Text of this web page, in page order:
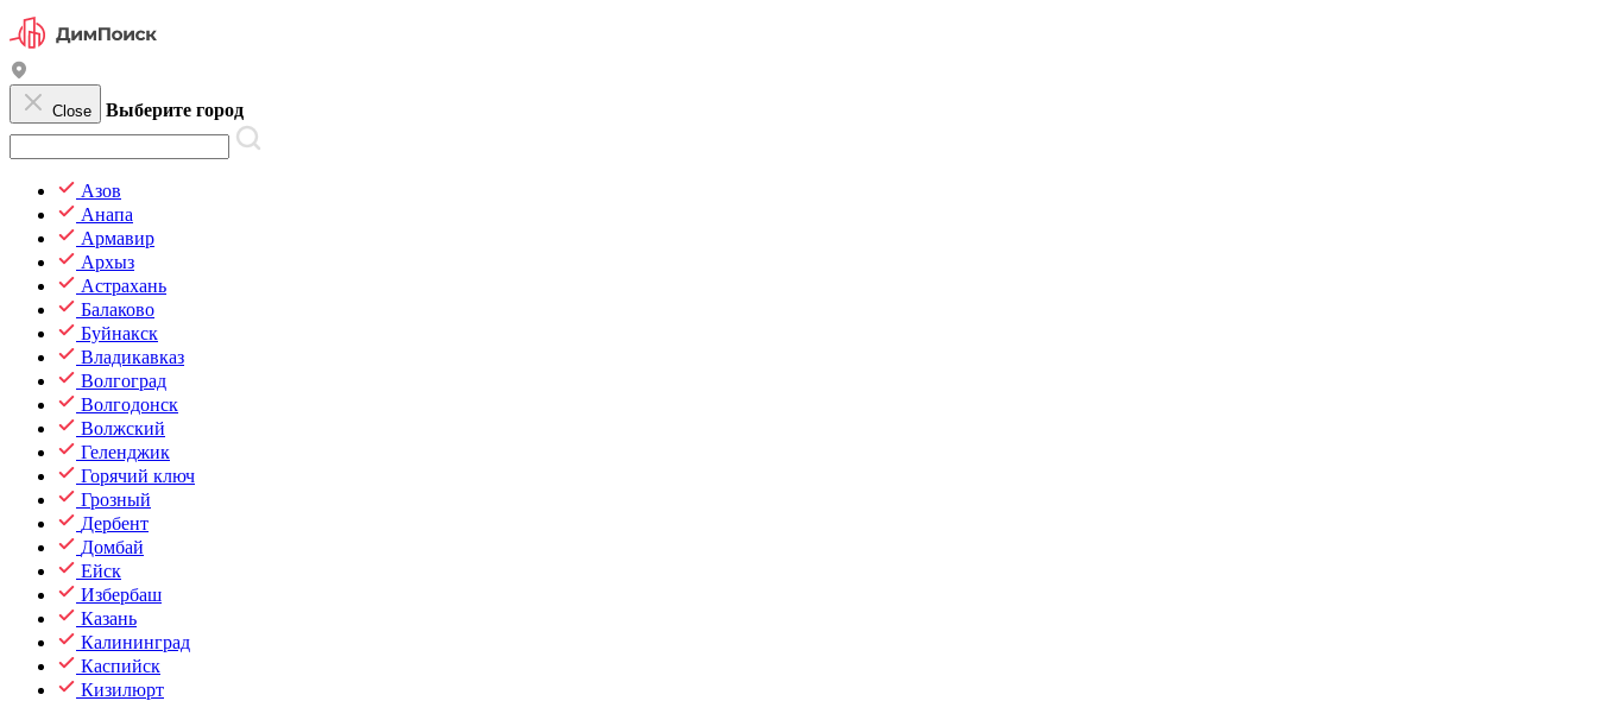
Close Выберите город
Азов
Анапа
Армавир
Архыз
Астрахань
Балаково
Буйнакск
Владикавказ
Волгоград
Волгодонск
Волжский
Геленджик
Горячий ключ
Грозный
Дербент
Домбай
Ейск
Избербаш
Казань
Калининград
Каспийск
Кизилюрт